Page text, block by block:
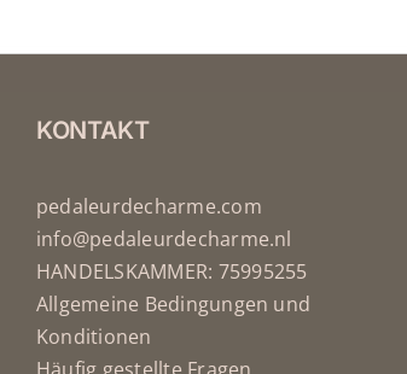
KONTAKT
pedaleurdecharme.com
info@pedaleurdecharme.nl
HANDELSKAMMER: 75995255
Allgemeine Bedingungen und
Konditionen